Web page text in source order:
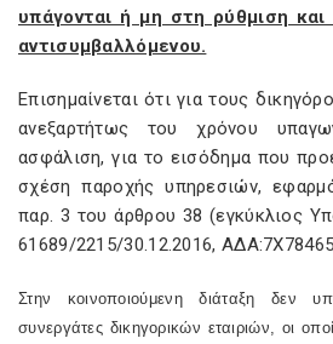
υπάγονται ή μη στη ρύθμιση και
αντισυμβαλλόμενου.
Επισημαίνεται ότι για τους
ανεξαρτήτως του χρόνου
ασφάλιση, για το εισόδημα που
σχέση παροχής υπηρεσιών,
παρ. 3 του άρθρου 38 (εγκύκλιος
61689/2215/30.12.2016,
Στην κοινοποιούμενη διάταξη δεν
συνεργάτες δικηγορικών εταιριών, οι